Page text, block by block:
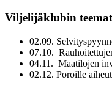
Viljelijäklubin teemat
02.09.
07.10.
04.11. Maatilojen
02.12. Poroille